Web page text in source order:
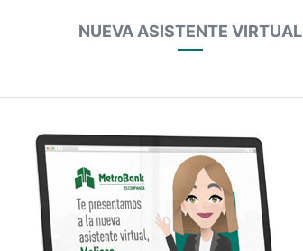
NUEVA ASISTENTE VIRTUAL